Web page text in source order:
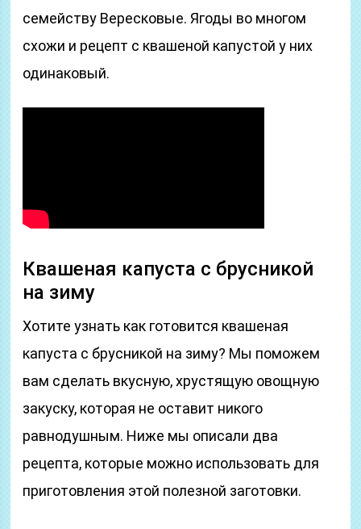
семейству Вересковые. Ягоды во многом
схожи и рецепт с квашеной капустой у них
одинаковый.
Квашеная капуста с брусникой
на зиму
Хотите узнать как готовится квашеная
капуста с брусникой на зиму? Мы поможем
вам сделать вкусную, хрустящую овощную
закуску, которая не оставит никого
равнодушным. Ниже мы описали два
рецепта, которые можно использовать для
приготовления этой полезной заготовки.